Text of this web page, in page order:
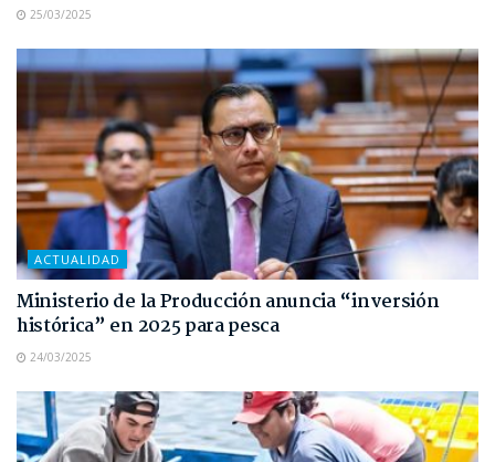
25/03/2025
ACTUALIDAD
Ministerio de la Producción anuncia “inversión
histórica” en 2025 para pesca
24/03/2025